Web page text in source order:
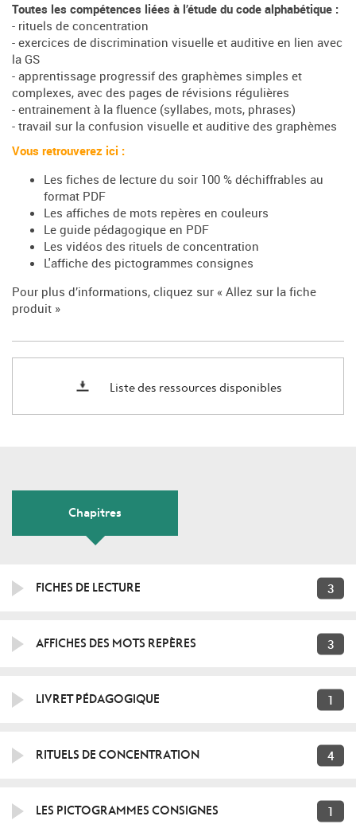
Toutes les compétences liées à l’étude du code alphabétique :
- rituels de concentration
- exercices de discrimination visuelle et auditive en lien avec
la GS
- apprentissage progressif des graphèmes simples et
complexes, avec des pages de révisions régulières
- entrainement à la fluence (syllabes, mots, phrases)
- travail sur la confusion visuelle et auditive des graphèmes
Vous retrouverez ici :
Les fiches de lecture du soir 100 % déchiffrables au
format PDF
Les affiches de mots repères en couleurs
Le guide pédagogique en PDF
Les vidéos des rituels de concentration
L'affiche des pictogrammes consignes
Pour plus d’informations, cliquez sur « Allez sur la fiche
produit »
Liste des ressources disponibles
Chapitres
FICHES DE LECTURE 3
AFFICHES DES MOTS REPÈRES 3
LIVRET PÉDAGOGIQUE 1
RITUELS DE CONCENTRATION 4
LES PICTOGRAMMES CONSIGNES 1